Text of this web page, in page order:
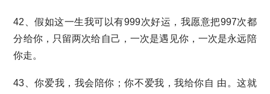
42、假如这一生我可以有999次好运，我愿意把997次都
分给你，只留两次给自己，一次是遇见你，一次是永远陪
你走。
43、你爱我，我会陪你；你不爱我，我给你自 由。这就